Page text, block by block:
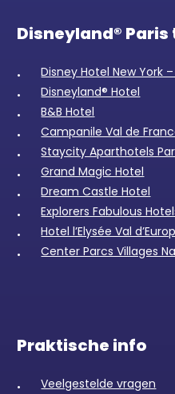
Disneyland® Paris
Disney Hotel New York
Disneyland® Hotel
B&B Hotel
Campanile Val de
Staycity Aparthotels
Grand Magic Hotel
Dream Castle Hotel
Explorers Fabulous
Hotel l’Elysée Val
Center Parcs Villages
Praktische info
Veelgestelde vragen